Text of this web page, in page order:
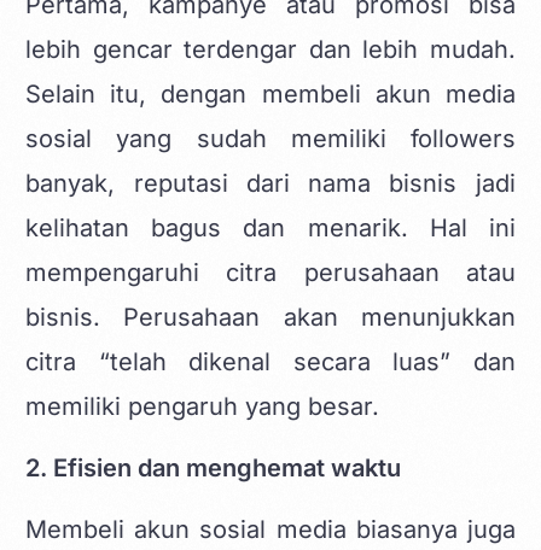
lebih gencar terdengar dan lebih mudah.
Selain itu, dengan membeli akun media
sosial yang sudah memiliki followers
banyak, reputasi dari nama bisnis jadi
kelihatan bagus dan menarik. Hal ini
mempengaruhi citra perusahaan atau
bisnis. Perusahaan akan menunjukkan
citra “telah dikenal secara luas” dan
memiliki pengaruh yang besar.
2. Efisien dan menghemat waktu
Membeli akun sosial media biasanya juga